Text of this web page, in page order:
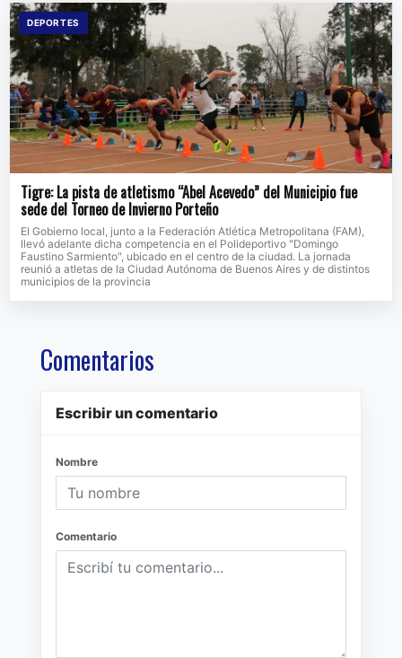
DEPORTES
Tigre: La pista de atletismo “Abel Acevedo” del Municipio fue
sede del Torneo de Invierno Porteño
El Gobierno local, junto a la Federación Atlética Metropolitana (FAM),
llevó adelante dicha competencia en el Polideportivo "Domingo
Faustino Sarmiento", ubicado en el centro de la ciudad. La jornada
reunió a atletas de la Ciudad Autónoma de Buenos Aires y de distintos
municipios de la provincia
Comentarios
Escribir un comentario
Nombre
Comentario